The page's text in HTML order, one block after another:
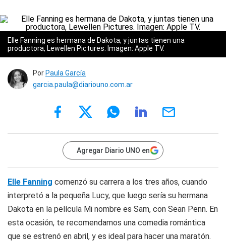
Elle Fanning es hermana de Dakota, y juntas tienen una
productora, Lewellen Pictures. Imagen: Apple TV.
Por Paula García
garcia.paula@diariouno.com.ar
Agregar Diario UNO en
Elle Fanning comenzó su carrera a los tres años, cuando
interpretó a la pequeña Lucy, que luego sería su hermana
Dakota en la película Mi nombre es Sam, con Sean Penn. En
esta ocasión, te recomendamos una comedia romántica
que se estrenó en abril, y es ideal para hacer una maratón.